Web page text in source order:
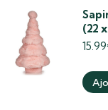
(22
15.99